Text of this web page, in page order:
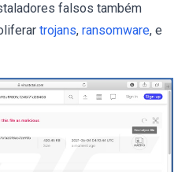
falsos também
trojans, ransomware, e